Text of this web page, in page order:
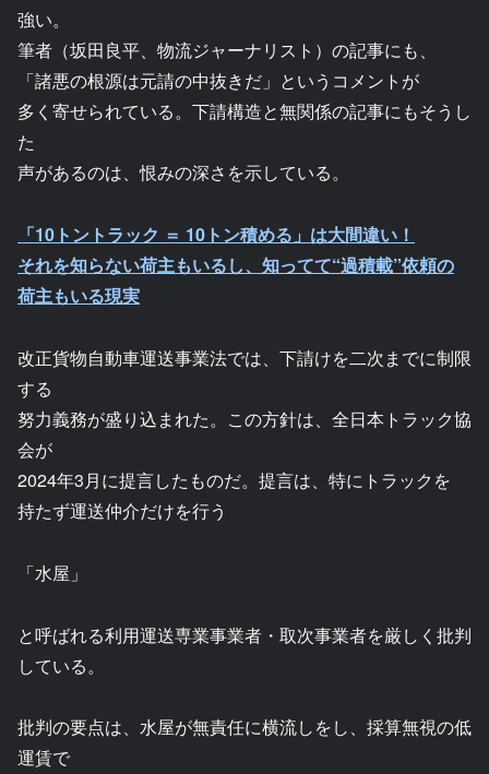
強い。
筆者（坂田良平、物流ジャーナリスト）の記事にも、
「諸悪の根源は元請の中抜きだ」というコメントが
多く寄せられている。下請構造と無関係の記事にもそうし
た
声があるのは、恨みの深さを示している。
「10トントラック ＝ 10トン積める」は大間違い！
それを知らない荷主もいるし、知ってて“過積載”依頼の
荷主もいる現実
改正貨物自動車運送事業法では、下請けを二次までに制限
する
努力義務が盛り込まれた。この方針は、全日本トラック協
会が
2024年3月に提言したものだ。提言は、特にトラックを
持たず運送仲介だけを行う
「水屋」
と呼ばれる利用運送専業事業者・取次事業者を厳しく批判
している。
批判の要点は、水屋が無責任に横流しをし、採算無視の低
運賃で